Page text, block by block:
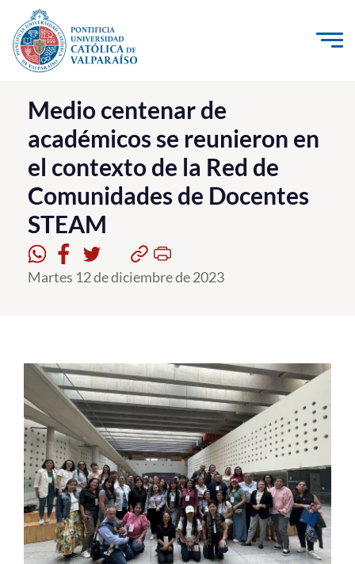
Click acá para ir directamente al contenido
La Universidad
Investigación, Creación e Innovación
PUCV Internacional
Vinculación con el Medio
Admisión
Pregrado
Estudiantes
Académicos
Funcionarios
Alumni
English
Medio centenar de
académicos se reunieron en
el contexto de la Red de
Comunidades de Docentes
STEAM
Martes 12 de diciembre de 2023